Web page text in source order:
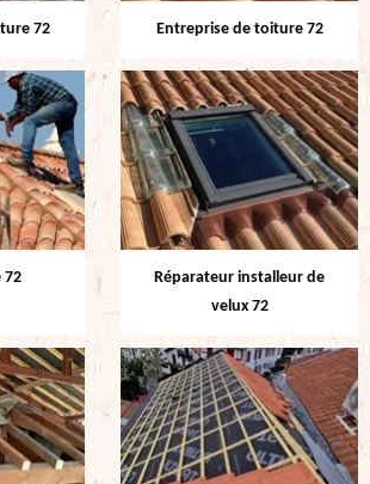
72 Entreprise de toiture 72
72
Réparateur installeur de
velux 72